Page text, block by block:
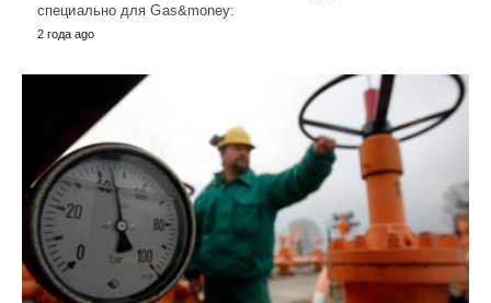
специально для Gas&money:
2 года ago